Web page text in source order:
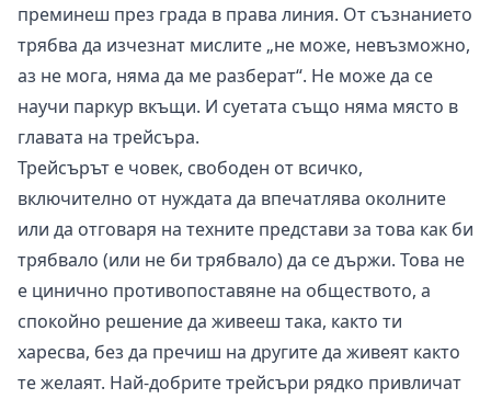
преминеш през града в права линия. От съзнанието
трябва да изчезнат мислите „не може, невъзможно,
аз не мога, няма да ме разберат“. Не може да се
научи паркур вкъщи. И суетата също няма място в
главата на трейсъра.
Трейсърът е човек, свободен от всичко,
включително от нуждата да впечатлява околните
или да отговаря на техните представи за това как би
трябвало (или не би трябвало) да се държи. Това не
е цинично противопоставяне на обществото, а
спокойно решение да живееш така, както ти
харесва, без да пречиш на другите да живеят както
те желаят. Най-добрите трейсъри рядко привличат